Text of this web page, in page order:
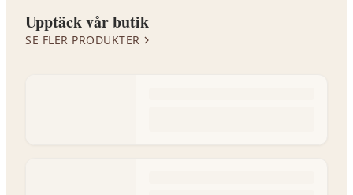
Upptäck vår butik
SE FLER PRODUKTER